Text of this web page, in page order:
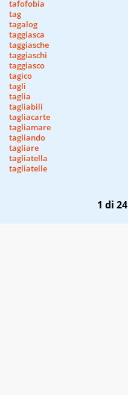
tafofobia
tag
tagalog
taggiasca
taggiasche
taggiaschi
taggiasco
tagico
tagli
taglia
tagliabili
tagliacarte
tagliamare
tagliando
tagliare
tagliatella
tagliatelle
1 di 24